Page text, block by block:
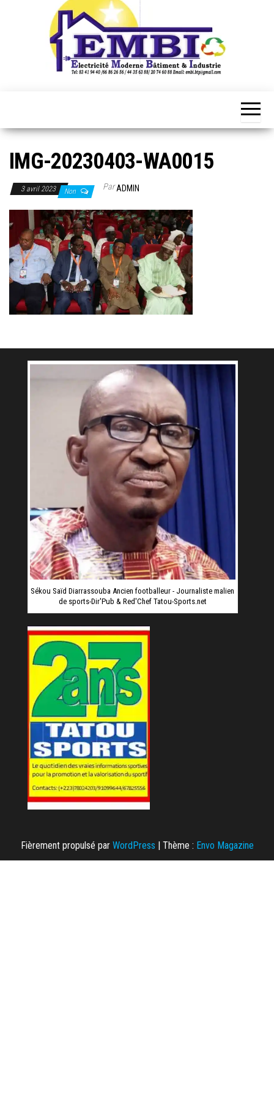
IMG-20230403-WA0015
3 avril 2023 Non ParADMIN
Sékou Saïd Diarrassouba Ancien footballeur - Journaliste malien
de sports-Dir'Pub & Red'Chef Tatou-Sports.net
Fièrement propulsé par WordPress | Thème : Envo Magazine